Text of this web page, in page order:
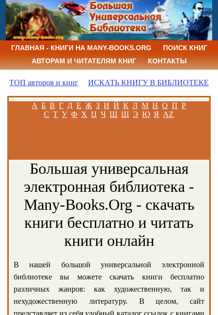
ГЛАВНАЯ - КНИГИ НА MANY-BOOKS.ORG
ПОИСК КНИГ
АВТОРАМ И ЧИТАТЕЛЯМ КНИГ
КОНТАКТЫ
ТОП авторов и книг ИСКАТЬ КНИГУ В БИБЛИОТЕКЕ
А Б В Г Д Е Ж З И Й К Л М Н О П Р
С Т У Ф Х Ц Ч Ш Щ Э Ю Я AZ
Большая универсальная
электронная библиотека -
Many-Books.Org - скачать
книги бесплатно и читать
книги онлайн
В нашей большой универсальной электронной
библиотеке вы можете скачать книги бесплатно
различных жанров: как художественную, так и
нехудожественную литературу. В целом, сайт
представляет из себя удобный каталог ссылок с книгами